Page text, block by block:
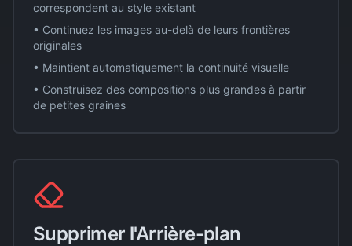
correspondent au style existant
• Continuez les images au-delà de leurs frontières
originales
• Maintient automatiquement la continuité visuelle
• Construisez des compositions plus grandes à partir
de petites graines
Supprimer l'Arrière-plan